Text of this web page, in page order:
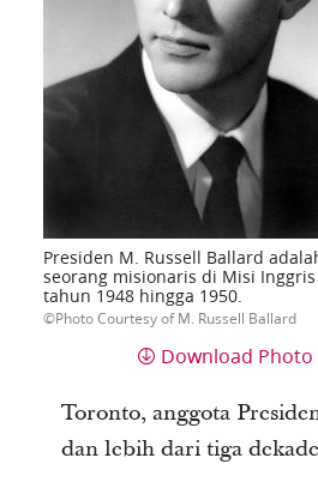
Presiden M. Russell Ballard
seorang misionaris di Misi
tahun 1948 hingga 1950.
Photo Courtesy of M. Russell Ballard
Download Photo
Toronto, anggota
dan lebih dari tiga